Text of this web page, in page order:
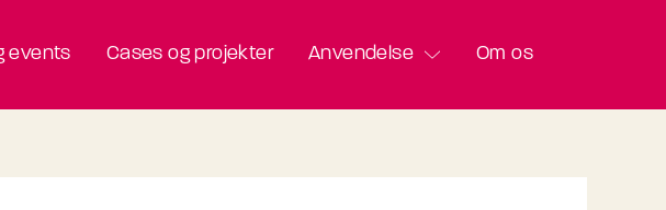
events Cases og projekter Anvendelse Om os